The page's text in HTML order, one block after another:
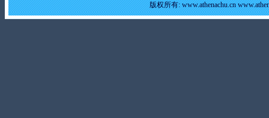
版权所有: www.athenachu.cn